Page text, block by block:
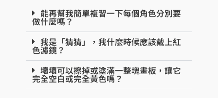
能再幫我簡單複習一下每個角色分別要
做什麼嗎？
我是「猜猜」，我什麼時候應該戴上紅
色濾鏡？
壞壞可以擦掉或塗滿一整塊畫板，讓它
完全空白或完全黃色嗎？